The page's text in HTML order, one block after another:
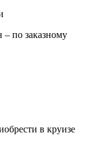
– по заказному
в круизе